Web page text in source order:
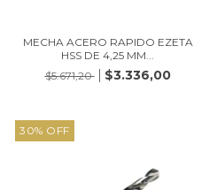
MECHA ACERO RAPIDO EZETA
HSS DE 4,25 MM...
$5.671,20
$3.336,00
30% OFF